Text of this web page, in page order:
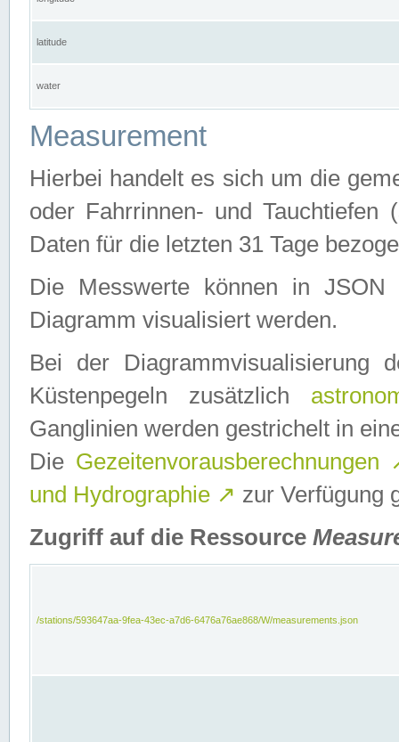
latitude
water
Measurement
Hierbei handelt es sich um die
oder Fahrrinnen- und Tauchtiefen
Daten für die letzten 31 Tage
Die Messwerte können in
Diagramm visualisiert werden.
Bei der Diagrammvisualisierung
Küstenpegeln zusätzlich
Ganglinien werden gestrichelt in
Die Gezeitenvorausberechnungen
und Hydrographie ↗ zur Verfügung
Zugriff auf die Ressource
/stations/593647aa-9fea-43ec-a7d6-6476a76ae868/W/measurements.json